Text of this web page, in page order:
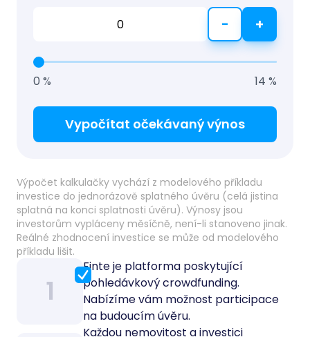
- +
0 % 14 %
Vypočítat očekávaný výnos
Výpočet kalkulačky vychází z modelového příkladu
investice do jednorázově splatného úvěru (celá jistina
splatná na konci splatnosti úvěru). Výnosy jsou
investorům vypláceny měsíčně, není-li stanoveno jinak.
Reálné zhodnocení investice se může od modelového
příkladu lišit.
1
Finte je platforma poskytující
pohledávkový crowdfunding.
Nabízíme vám možnost participace
na budoucím úvěru.
Každou nemovitost a investici